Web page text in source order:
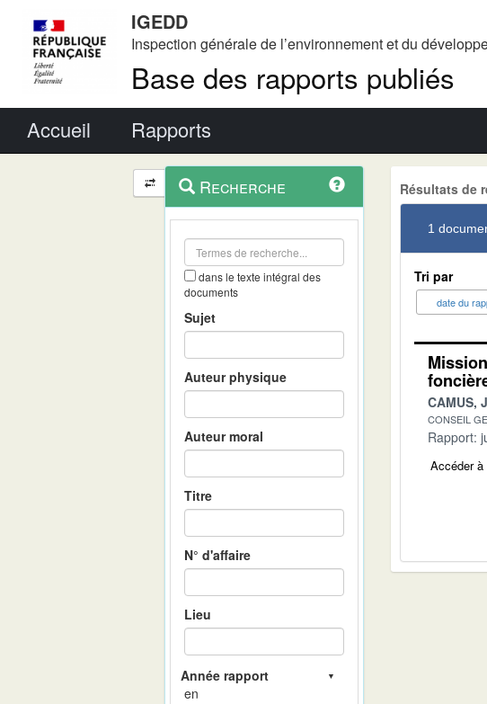
IGEDD
Inspection générale de l’environnement et du
Base des rapports publiés
Accueil Rapports
Navigation
et
outils
contextuel
Recherche
dans le texte intégral des
documents
Sujet
Auteur physique
Auteur moral
Titre
N° d'affaire
Lieu
en
Résultats de
1
Tri par
date du
CAMUS,
CONSEIL
Rapport:
Accéder